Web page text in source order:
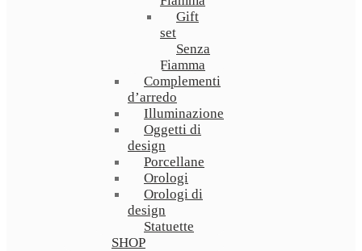
Gift
set
Senza
Fiamma
Complementi
d’arredo
Illuminazione
Oggetti di
design
Porcellane
Orologi
Orologi di
design
Statuette
SHOP